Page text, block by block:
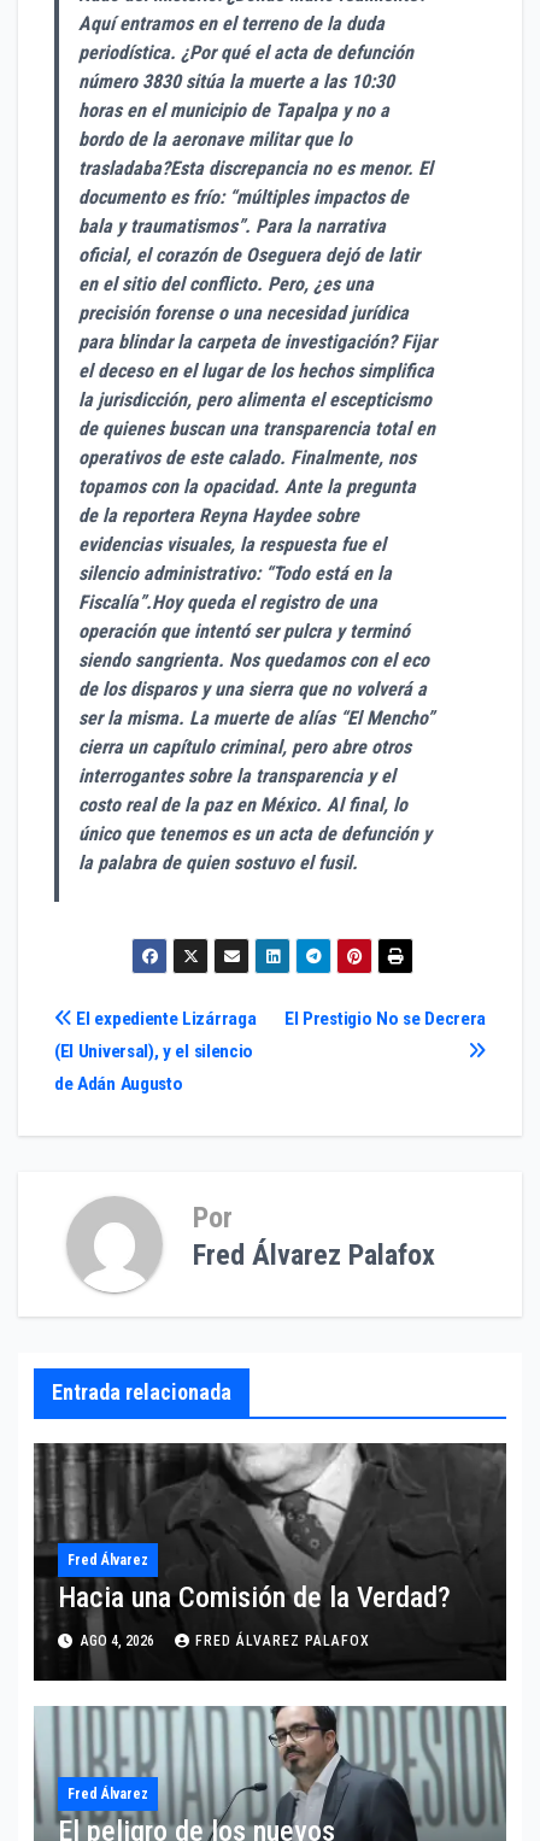
Aquí entramos en el terreno de la duda
periodística. ¿Por qué el acta de defunción
número 3830 sitúa la muerte a las 10:30
horas en el municipio de Tapalpa y no a
bordo de la aeronave militar que lo
trasladaba?Esta discrepancia no es menor. El
documento es frío: “múltiples impactos de
bala y traumatismos”. Para la narrativa
oficial, el corazón de Oseguera dejó de latir
en el sitio del conflicto. Pero, ¿es una
precisión forense o una necesidad jurídica
para blindar la carpeta de investigación? Fijar
el deceso en el lugar de los hechos simplifica
la jurisdicción, pero alimenta el escepticismo
de quienes buscan una transparencia total en
operativos de este calado. Finalmente, nos
topamos con la opacidad. Ante la pregunta
de la reportera Reyna Haydee sobre
evidencias visuales, la respuesta fue el
silencio administrativo: “Todo está en la
Fiscalía”.Hoy queda el registro de una
operación que intentó ser pulcra y terminó
siendo sangrienta. Nos quedamos con el eco
de los disparos y una sierra que no volverá a
ser la misma. La muerte de alías “El Mencho”
cierra un capítulo criminal, pero abre otros
interrogantes sobre la transparencia y el
costo real de la paz en México. Al final, lo
único que tenemos es un acta de defunción y
la palabra de quien sostuvo el fusil.
Navegación
de
entradas
El Prestigio No se Decrera
El expediente Lizárraga
(El Universal), y el silencio
de Adán Augusto
Por
Fred Álvarez Palafox
Entrada relacionada
Fred Álvarez
Hacia una Comisión de la Verdad?
AGO 4, 2026 FRED ÁLVAREZ PALAFOX
Fred Álvarez
El peligro de los nuevos